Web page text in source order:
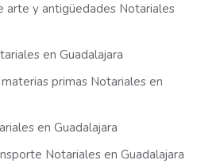
arte y antigüedades Notariales
en Guadalajara
primas Notariales en
en Guadalajara
Notariales en Guadalajara